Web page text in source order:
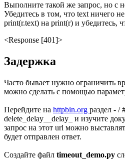
Выполните такой же запрос, но с
Убедитесь в том, что text ничего
print(r.text) на print(r) и убедитесь,
<Response [401]>
Задержка
Часто бывает нужно ограничить
можно сделать с помощью
Перейдите на httpbin.org раздел - /
delete_delay__delay_ и изучите
запрос на этот url можно
будет отправлен ответ.
Создайте файл timeout_demo.py